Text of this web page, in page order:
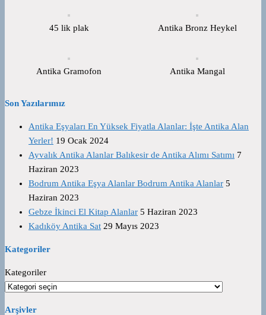
45 lik plak Antika Bronz Heykel
Antika Gramofon Antika Mangal
Son Yazılarımız
Antika Eşyaları En Yüksek Fiyatla Alanlar: İşte Antika Alan
Yerler! 19 Ocak 2024
Ayvalık Antika Alanlar Balıkesir de Antika Alımı Satımı 7
Haziran 2023
Bodrum Antika Eşya Alanlar Bodrum Antika Alanlar 5
Haziran 2023
Gebze İkinci El Kitap Alanlar 5 Haziran 2023
Kadıköy Antika Sat 29 Mayıs 2023
Kategoriler
Kategoriler
Arşivler